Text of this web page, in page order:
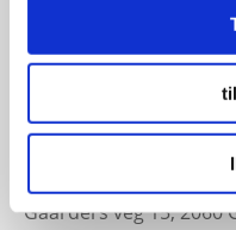
23-24
Sikkert veiarbeid
Sted: Clarion Hotel &
Gaarders veg 15, 2060